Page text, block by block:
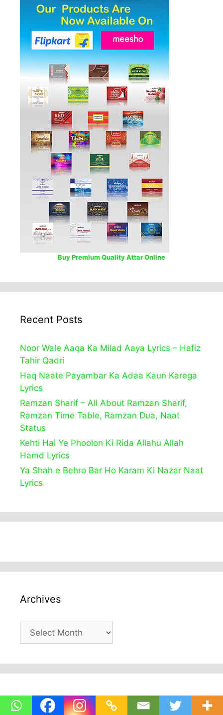
Buy Premium Quality Attar Online
Recent Posts
Noor Wale Aaqa Ka Milad Aaya Lyrics – Hafiz
Tahir Qadri
Haq Naate Payambar Ka Adaa Kaun Karega
Lyrics
Ramzan Sharif – All About Ramzan Sharif,
Ramzan Time Table, Ramzan Dua, Naat
Status
Kehti Hai Ye Phoolon Ki Rida Allahu Allah
Hamd Lyrics
Ya Shah e Behro Bar Ho Karam Ki Nazar Naat
Lyrics
Archives
Archives
Categories